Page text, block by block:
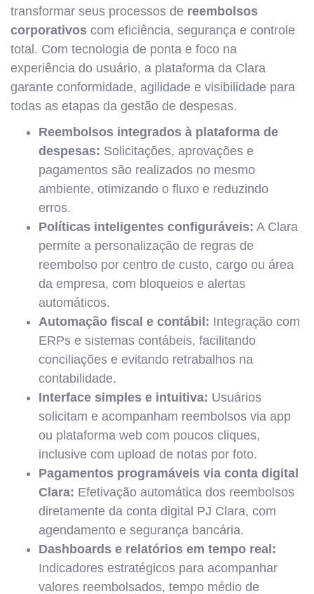
transformar seus processos de reembolsos
corporativos com eficiência, segurança e controle
total. Com tecnologia de ponta e foco na
experiência do usuário, a plataforma da Clara
garante conformidade, agilidade e visibilidade para
todas as etapas da gestão de despesas.
Reembolsos integrados à plataforma de
despesas: Solicitações, aprovações e
pagamentos são realizados no mesmo
ambiente, otimizando o fluxo e reduzindo
erros.
Políticas inteligentes configuráveis: A Clara
permite a personalização de regras de
reembolso por centro de custo, cargo ou área
da empresa, com bloqueios e alertas
automáticos.
Automação fiscal e contábil: Integração com
ERPs e sistemas contábeis, facilitando
conciliações e evitando retrabalhos na
contabilidade.
Interface simples e intuitiva: Usuários
solicitam e acompanham reembolsos via app
ou plataforma web com poucos cliques,
inclusive com upload de notas por foto.
Pagamentos programáveis via conta digital
Clara: Efetivação automática dos reembolsos
diretamente da conta digital PJ Clara, com
agendamento e segurança bancária.
Dashboards e relatórios em tempo real:
Indicadores estratégicos para acompanhar
valores reembolsados, tempo médio de